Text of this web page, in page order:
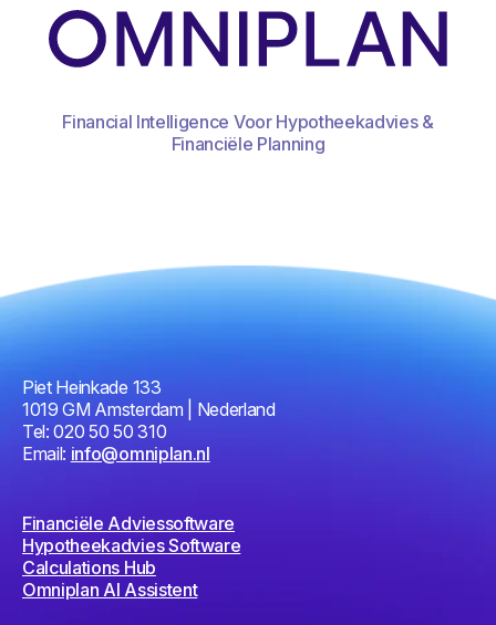
Financial Intelligence Voor Hypotheekadvies &
Financiële Planning
Piet Heinkade 133
1019 GM Amsterdam | Nederland
Tel: 020 50 50 310
Email: info@omniplan.nl
Financiële Adviessoftware
Hypotheekadvies Software
Calculations Hub
Omniplan AI Assistent